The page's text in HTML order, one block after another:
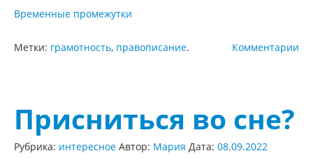
Временные промежутки
Комментарии
Метки: грамотность, правописание.
Присниться во сне?
Рубрика: интересное Автор: Мария Дата: 08.09.2022